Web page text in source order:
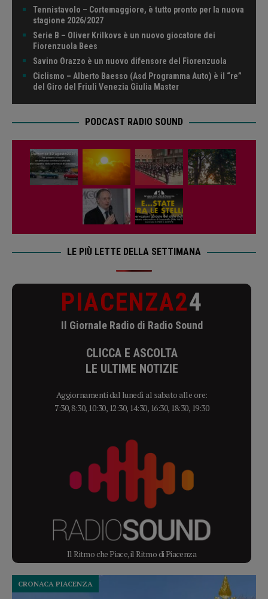
Tennistavolo – Cortemaggiore, è tutto pronto per la nuova
stagione 2026/2027
Serie B – Oliver Krilkovs è un nuovo giocatore dei
Fiorenzuola Bees
Savino Orazzo è un nuovo difensore del Fiorenzuola
Ciclismo – Alberto Baesso (Asd Programma Auto) è il “re”
del Giro del Friuli Venezia Giulia Master
PODCAST RADIO SOUND
LE PIÙ LETTE DELLA SETTIMANA
PIACENZA24
Il Giornale Radio di Radio Sound
CLICCA E ASCOLTA
LE ULTIME NOTIZIE
Aggiornamenti dal lunedì al sabato alle ore:
7:30, 8:30, 10:30, 12:30, 14:30, 16:30, 18:30, 19:30
Il Ritmo che Piace, il Ritmo di Piacenza
CRONACA PIACENZA